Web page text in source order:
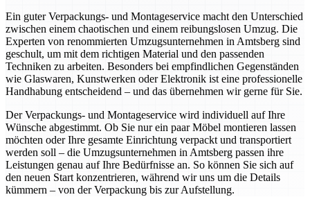
Ein guter Verpackungs- und Montageservice macht den Unterschied
zwischen einem chaotischen und einem reibungslosen Umzug. Die
Experten von renommierten Umzugsunternehmen in Amtsberg sind
geschult, um mit dem richtigen Material und den passenden
Techniken zu arbeiten. Besonders bei empfindlichen Gegenständen
wie Glaswaren, Kunstwerken oder Elektronik ist eine professionelle
Handhabung entscheidend – und das übernehmen wir gerne für Sie.
Der Verpackungs- und Montageservice wird individuell auf Ihre
Wünsche abgestimmt. Ob Sie nur ein paar Möbel montieren lassen
möchten oder Ihre gesamte Einrichtung verpackt und transportiert
werden soll – die Umzugsunternehmen in Amtsberg passen ihre
Leistungen genau auf Ihre Bedürfnisse an. So können Sie sich auf
den neuen Start konzentrieren, während wir uns um die Details
kümmern – von der Verpackung bis zur Aufstellung.